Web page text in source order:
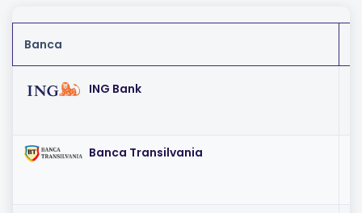
Banca
ING Bank
Banca Transilvania